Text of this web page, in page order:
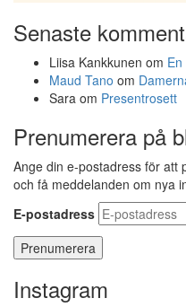
Senaste
Liisa Kankkunen om
Maud Tano om
Sara om Presentrosett
Prenumerera på
Ange din e-postadress för att
och få meddelanden om nya
E-postadress
Instagram